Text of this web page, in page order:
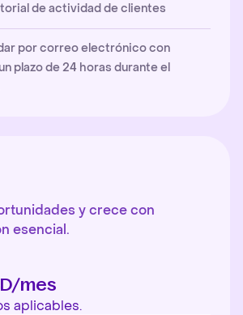
de actividad de clientes
por correo electrónico con
plazo de 24 horas durante el
y crece con
esencial.
mes
aplicables.